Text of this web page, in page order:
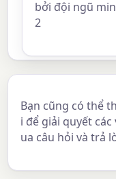
bởi đội ngũ
2
Bạn cũng có thể
i để giải quyết
ua câu hỏi và trả